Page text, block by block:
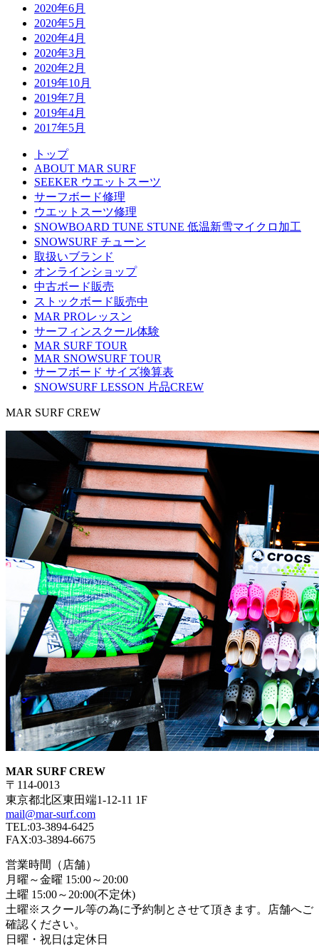
2020年6月
2020年5月
2020年4月
2020年3月
2020年2月
2019年10月
2019年7月
2019年4月
2017年5月
トップ
ABOUT MAR SURF
SEEKER ウエットスーツ
サーフボード修理
ウエットスーツ修理
SNOWBOARD TUNE STUNE 低温新雪マイクロ加工
SNOWSURF チューン
取扱いブランド
オンラインショップ
中古ボード販売
ストックボード販売中
MAR PROレッスン
サーフィンスクール体験
MAR SURF TOUR
MAR SNOWSURF TOUR
サーフボード サイズ換算表
SNOWSURF LESSON 片品CREW
MAR SURF CREW
MAR SURF CREW
〒114-0013
東京都北区東田端1-12-11 1F
mail@mar-surf.com
TEL:03-3894-6425
FAX:03-3894-6675
営業時間（店舗）
月曜～金曜 15:00～20:00
土曜 15:00～20:00(不定休)
土曜※スクール等の為に予約制とさせて頂きます。店舗へご
確認ください。
日曜・祝日は定休日